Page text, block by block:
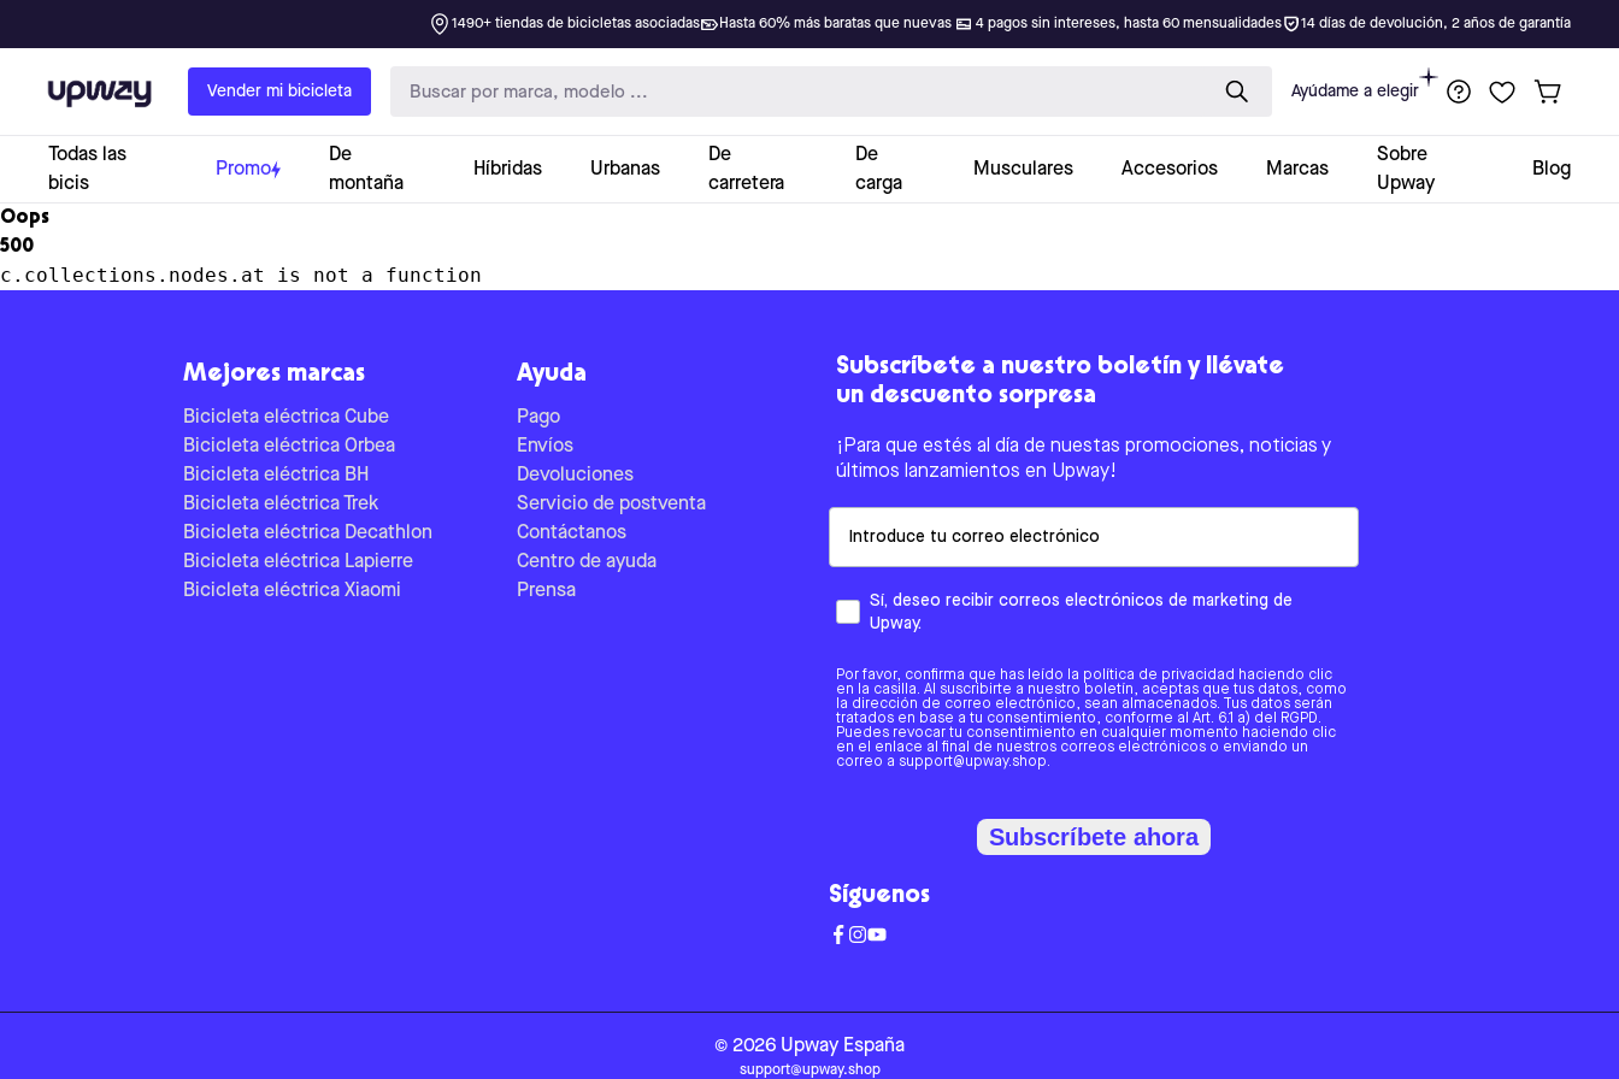
1490+ tiendas de bicicletas asociadas Hasta 60% más baratas que nuevas 4 pagos sin intereses, hasta 60 mensualidades 14 días de devolución, 2 años de garantía
Upway Vender mi bicicleta Ayúdame a elegir
Todas las
bicis
Promo
De
montaña
Híbridas Urbanas
De
carretera
De
carga
Musculares Accesorios Marcas
Sobre
Upway
Blog
Oops
500
c.collections.nodes.at is not a function
Mejores marcas
Bicicleta eléctrica Cube
Bicicleta eléctrica Orbea
Bicicleta eléctrica BH
Bicicleta eléctrica Trek
Bicicleta eléctrica Decathlon
Bicicleta eléctrica Lapierre
Bicicleta eléctrica Xiaomi
Ayuda
Pago
Envíos
Devoluciones
Servicio de postventa
Contáctanos
Centro de ayuda
Prensa
Subscríbete a nuestro boletín y llévate
un descuento sorpresa
¡Para que estés al día de nuestas promociones, noticias y
últimos lanzamientos en Upway!
Sí, deseo recibir correos electrónicos de marketing de
Upway.
Por favor, confirma que has leído la política de privacidad haciendo clic
en la casilla. Al suscribirte a nuestro boletín, aceptas que tus datos, como
la dirección de correo electrónico, sean almacenados. Tus datos serán
tratados en base a tu consentimiento, conforme al Art. 6.1 a) del RGPD.
Puedes revocar tu consentimiento en cualquier momento haciendo clic
en el enlace al final de nuestros correos electrónicos o enviando un
correo a support@upway.shop.
Subscríbete ahora
Síguenos
© 2026 Upway España
support@upway.shop